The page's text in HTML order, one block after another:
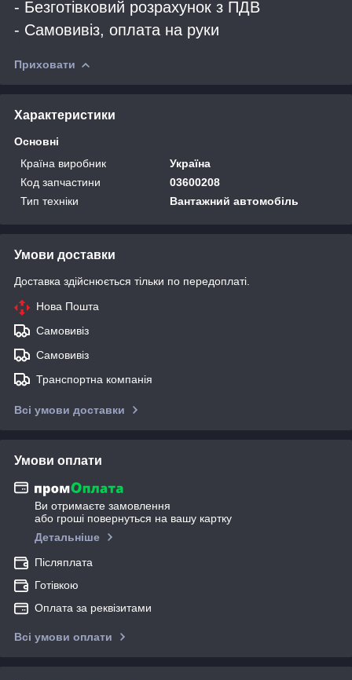
- Безготівковий розрахунок з ПДВ
- Самовивіз, оплата на руки
Приховати
Характеристики
Основні
Країна виробник
Україна
Код запчастини
03600208
Тип техніки
Вантажний автомобіль
Умови доставки
Доставка здійснюється тільки по передоплаті.
Нова Пошта
Самовивіз
Самовивіз
Транспортна компанія
Всі умови доставки
Умови оплати
Ви отримаєте замовлення
або гроші повернуться на вашу картку
Детальніше
Післяплата
Готівкою
Оплата за реквізитами
Всі умови оплати